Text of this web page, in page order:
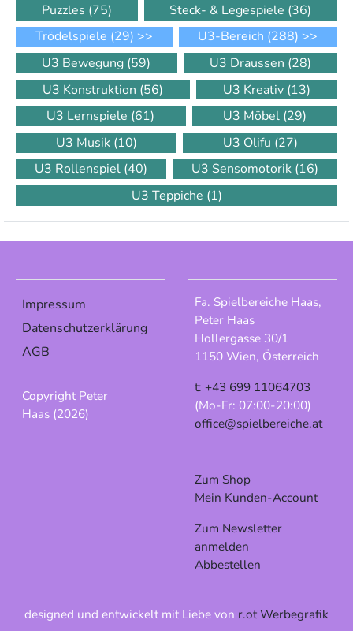
Puzzles (75) Steck- & Legespiele (36)
Trödelspiele (29) >> U3-Bereich (288) >>
U3 Bewegung (59) U3 Draussen (28)
U3 Konstruktion (56) U3 Kreativ (13)
U3 Lernspiele (61) U3 Möbel (29)
U3 Musik (10) U3 Olifu (27)
U3 Rollenspiel (40) U3 Sensomotorik (16)
U3 Teppiche (1)
Impressum
Datenschutzerklärung
AGB
Copyright Peter
Haas (2026)
Fa. Spielbereiche Haas,
Peter Haas
Hollergasse 30/1
1150 Wien, Österreich
t: +43 699 11064703
(Mo-Fr: 07:00-20:00)
office@spielbereiche.at
Zum Shop
Mein Kunden-Account
Zum Newsletter
anmelden
Abbestellen
designed und entwickelt mit Liebe von r.ot Werbegrafik